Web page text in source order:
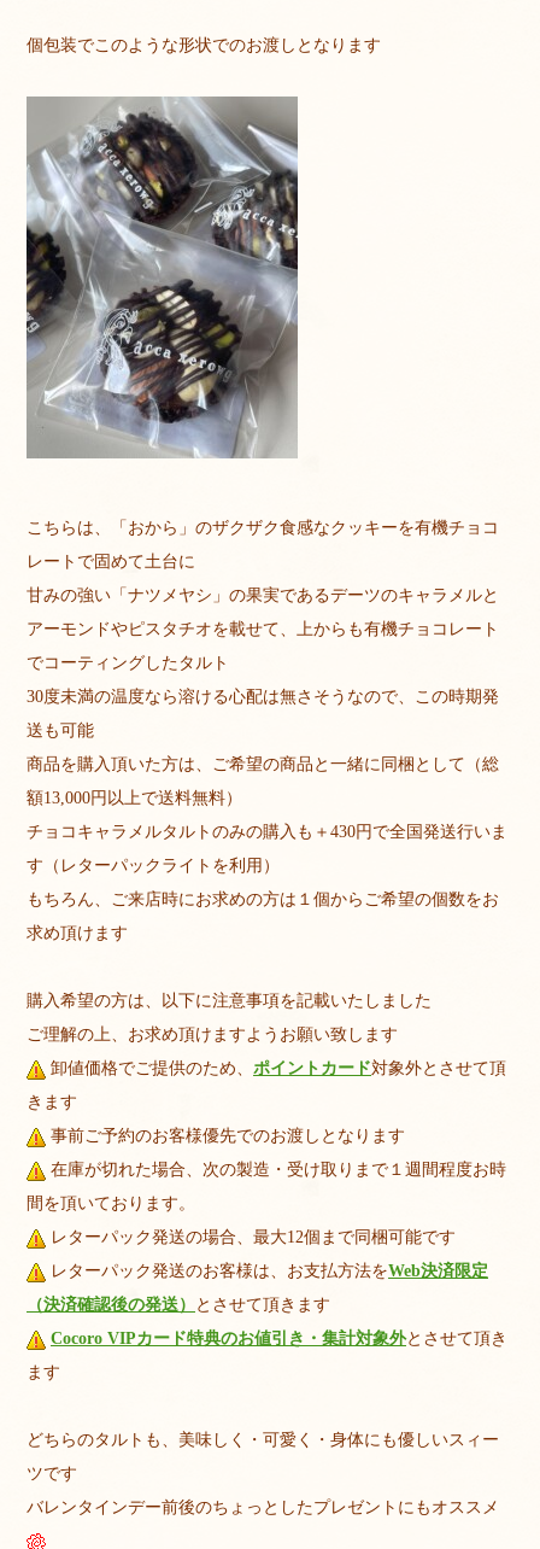
個包装でこのような形状でのお渡しとなります
こちらは、「おから」のザクザク食感なクッキーを有機チョコ
レートで固めて土台に
甘みの強い「ナツメヤシ」の果実であるデーツのキャラメルと
アーモンドやピスタチオを載せて、上からも有機チョコレート
でコーティングしたタルト
30度未満の温度なら溶ける心配は無さそうなので、この時期発
送も可能
商品を購入頂いた方は、ご希望の商品と一緒に同梱として（総
額13,000円以上で送料無料）
チョコキャラメルタルトのみの購入も＋430円で全国発送行いま
す（レターパックライトを利用）
もちろん、ご来店時にお求めの方は１個からご希望の個数をお
求め頂けます
購入希望の方は、以下に注意事項を記載いたしました
ご理解の上、お求め頂けますようお願い致します
卸値価格でご提供のため、 ポイントカード対象外とさせて頂
きます
事前ご予約のお客様優先でのお渡しとなります
在庫が切れた場合、次の製造・受け取りまで１週間程度お時
間を頂いております。
レターパック発送の場合、最大12個まで同梱可能です
レターパック発送のお客様は、お支払方法をWeb決済限定
（決済確認後の発送）
とさせて頂きます
Cocoro VIPカード特典のお値引き・集計対象外とさせて頂き
ます
どちらのタルトも、美味しく・可愛く・身体にも優しいスィー
ツです
バレンタインデー前後のちょっとしたプレゼントにもオススメ